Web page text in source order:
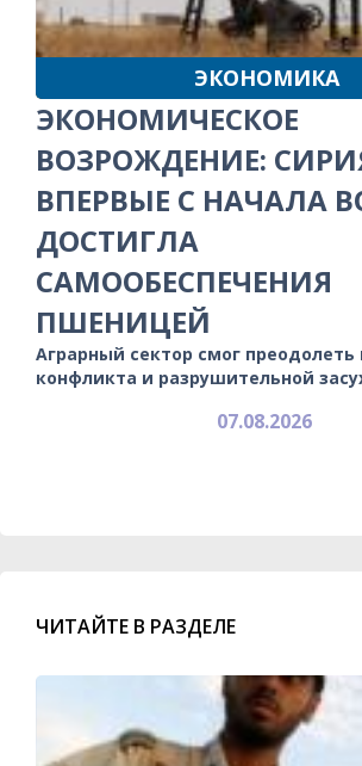
ЭКОНОМИКА
ЭКОНОМИЧЕСКОЕ
ВОЗРОЖДЕНИЕ:
ВПЕРВЫЕ С НАЧАЛА
ДОСТИГЛА
САМООБЕСПЕЧЕНИЯ
ПШЕНИЦЕЙ
Аграрный сектор смог преодолеть
конфликта и разрушительной
07.08.2026
ЧИТАЙТЕ В РАЗДЕЛЕ